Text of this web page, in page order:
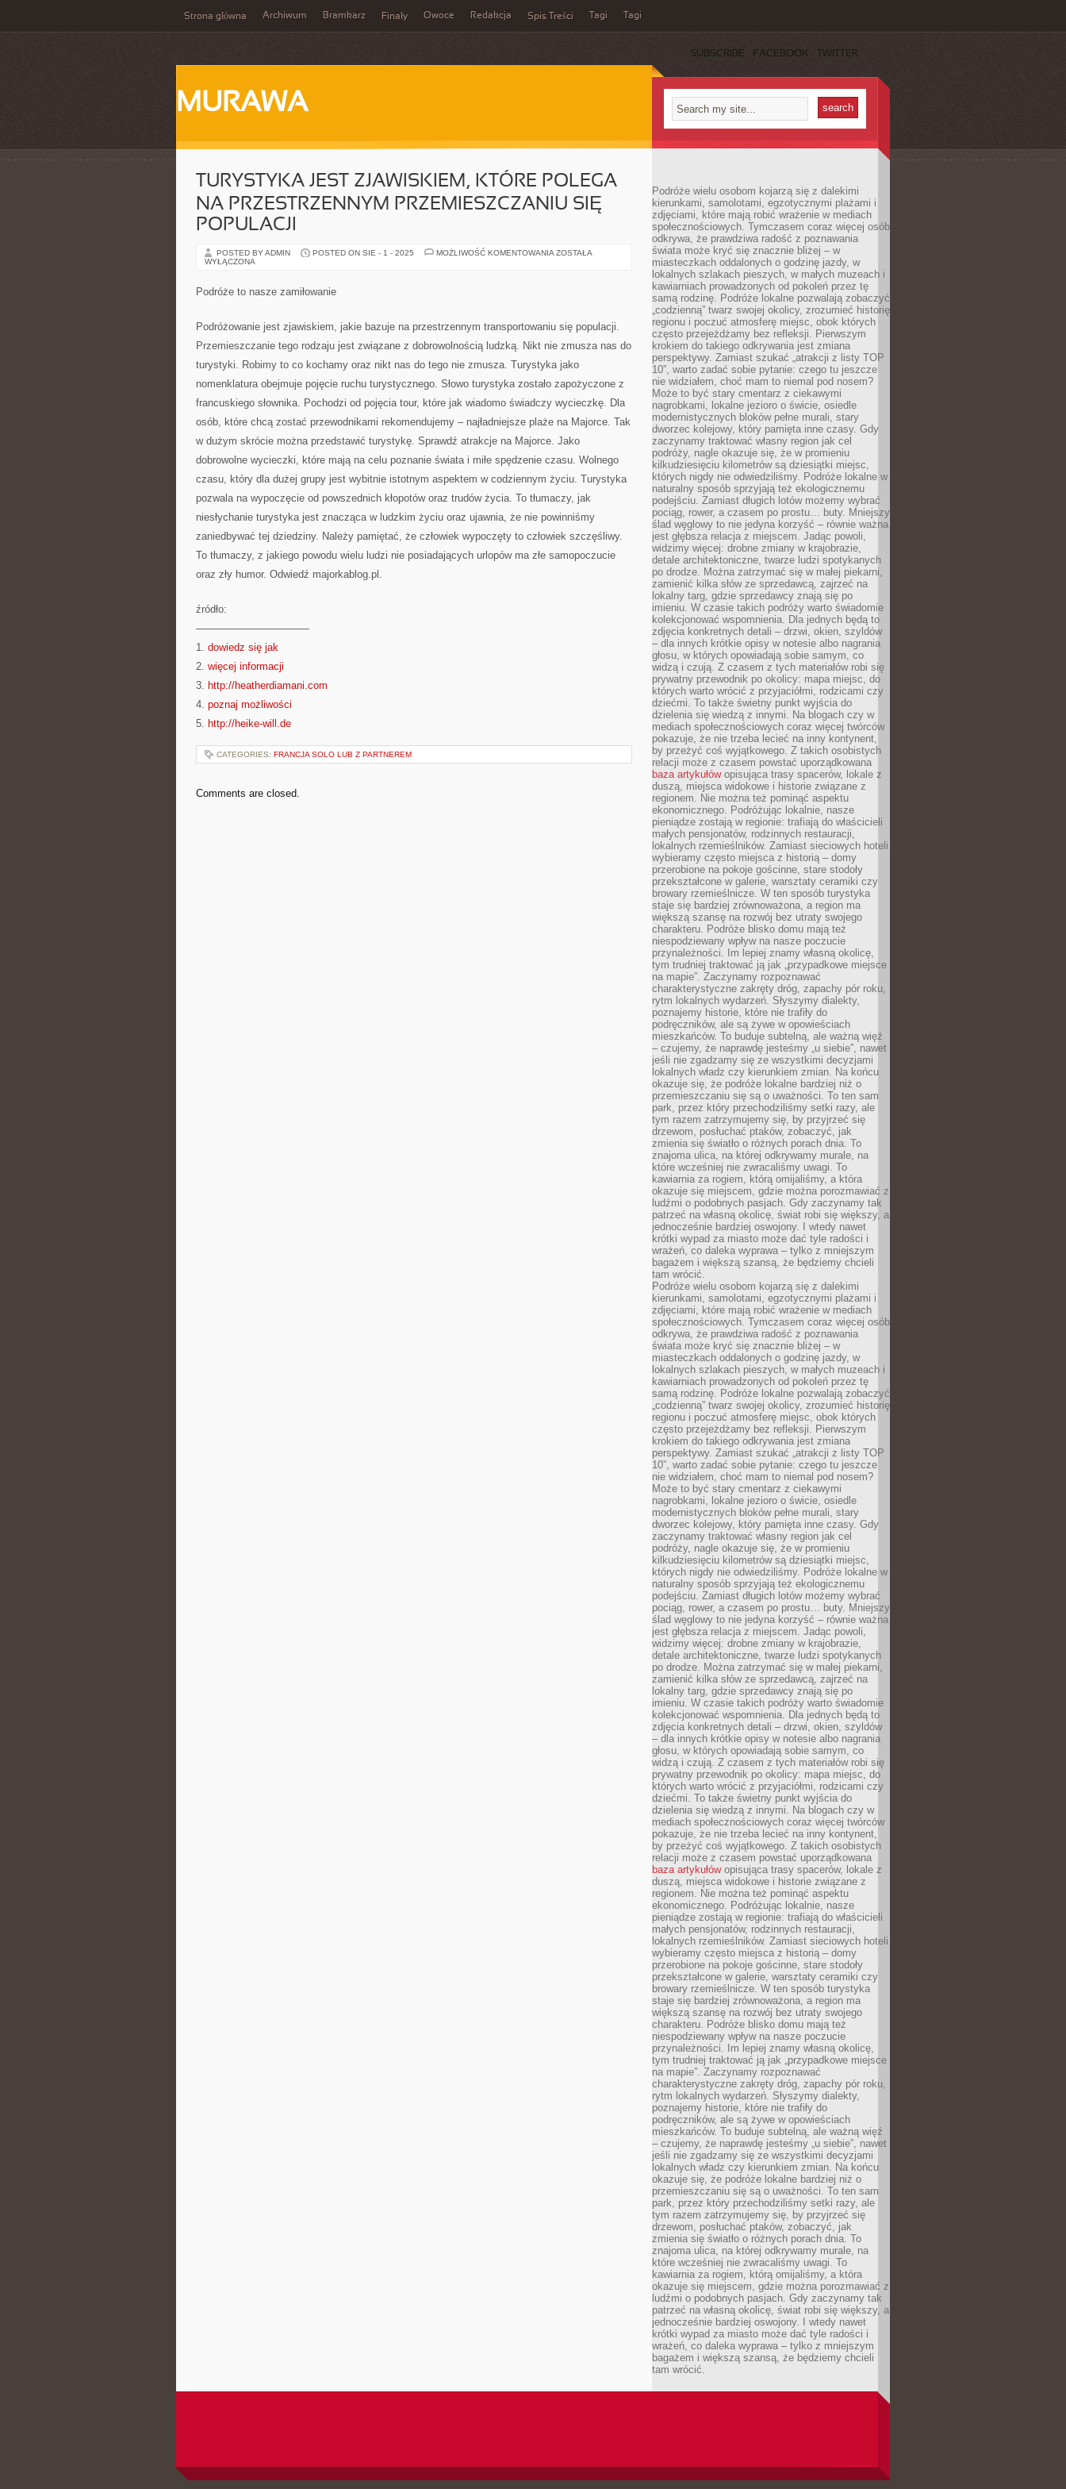
Strona główna Archiwum Bramkarz Finały Owoce Redakcja Spis Treści Tagi Tagi
SUBSCRIBE FACEBOOK TWITTER
MURAWA
TURYSTYKA JEST ZJAWISKIEM, KTÓRE POLEGA
NA PRZESTRZENNYM PRZEMIESZCZANIU SIĘ
POPULACJI
POSTED BY ADMIN POSTED ON SIE - 1 - 2025 MOŻLIWOŚĆ KOMENTOWANIA TURYSTYKA
SIĘ
POPULACJI
ZOSTAŁA
WYŁĄCZONA
Podróże to nasze zamiłowanie
Podróżowanie jest zjawiskiem, jakie bazuje na przestrzennym transportowaniu się populacji.
Przemieszczanie tego rodzaju jest związane z dobrowolnością ludzką. Nikt nie zmusza nas do
turystyki. Robimy to co kochamy oraz nikt nas do tego nie zmusza. Turystyka jako
nomenklatura obejmuje pojęcie ruchu turystycznego. Słowo turystyka zostało zapożyczone z
francuskiego słownika. Pochodzi od pojęcia tour, które jak wiadomo świadczy wycieczkę. Dla
osób, które chcą zostać przewodnikami rekomendujemy – najładniejsze plaże na Majorce. Tak
w dużym skrócie można przedstawić turystykę. Sprawdź atrakcje na Majorce. Jako
dobrowolne wycieczki, które mają na celu poznanie świata i miłe spędzenie czasu. Wolnego
czasu, który dla dużej grupy jest wybitnie istotnym aspektem w codziennym życiu. Turystyka
pozwala na wypoczęcie od powszednich kłopotów oraz trudów życia. To tłumaczy, jak
niesłychanie turystyka jest znacząca w ludzkim życiu oraz ujawnia, że nie powinniśmy
zaniedbywać tej dziedziny. Należy pamiętać, że człowiek wypoczęty to człowiek szczęśliwy.
To tłumaczy, z jakiego powodu wielu ludzi nie posiadających urlopów ma złe samopoczucie
oraz zły humor. Odwiedź majorkablog.pl.
źródło:
———————————
1. dowiedz się jak
2. więcej informacji
3. http://heatherdiamani.com
4. poznaj możliwości
5. http://heike-will.de
CATEGORIES: FRANCJA SOLO LUB Z PARTNEREM
Comments are closed.
Podróże wielu osobom kojarzą się z dalekimi
kierunkami, samolotami, egzotycznymi plażami i
zdjęciami, które mają robić wrażenie w mediach
społecznościowych. Tymczasem coraz więcej osób
odkrywa, że prawdziwa radość z poznawania
świata może kryć się znacznie bliżej – w
miasteczkach oddalonych o godzinę jazdy, w
lokalnych szlakach pieszych, w małych muzeach i
kawiarniach prowadzonych od pokoleń przez tę
samą rodzinę. Podróże lokalne pozwalają zobaczyć
„codzienną” twarz swojej okolicy, zrozumieć historię
regionu i poczuć atmosferę miejsc, obok których
często przejeżdżamy bez refleksji. Pierwszym
krokiem do takiego odkrywania jest zmiana
perspektywy. Zamiast szukać „atrakcji z listy TOP
10”, warto zadać sobie pytanie: czego tu jeszcze
nie widziałem, choć mam to niemal pod nosem?
Może to być stary cmentarz z ciekawymi
nagrobkami, lokalne jezioro o świcie, osiedle
modernistycznych bloków pełne murali, stary
dworzec kolejowy, który pamięta inne czasy. Gdy
zaczynamy traktować własny region jak cel
podróży, nagle okazuje się, że w promieniu
kilkudziesięciu kilometrów są dziesiątki miejsc,
których nigdy nie odwiedziliśmy. Podróże lokalne w
naturalny sposób sprzyjają też ekologicznemu
podejściu. Zamiast długich lotów możemy wybrać
pociąg, rower, a czasem po prostu… buty. Mniejszy
ślad węglowy to nie jedyna korzyść – równie ważna
jest głębsza relacja z miejscem. Jadąc powoli,
widzimy więcej: drobne zmiany w krajobrazie,
detale architektoniczne, twarze ludzi spotykanych
po drodze. Można zatrzymać się w małej piekarni,
zamienić kilka słów ze sprzedawcą, zajrzeć na
lokalny targ, gdzie sprzedawcy znają się po
imieniu. W czasie takich podróży warto świadomie
kolekcjonować wspomnienia. Dla jednych będą to
zdjęcia konkretnych detali – drzwi, okien, szyldów
– dla innych krótkie opisy w notesie albo nagrania
głosu, w których opowiadają sobie samym, co
widzą i czują. Z czasem z tych materiałów robi się
prywatny przewodnik po okolicy: mapa miejsc, do
których warto wrócić z przyjaciółmi, rodzicami czy
dziećmi. To także świetny punkt wyjścia do
dzielenia się wiedzą z innymi. Na blogach czy w
mediach społecznościowych coraz więcej twórców
pokazuje, że nie trzeba lecieć na inny kontynent,
by przeżyć coś wyjątkowego. Z takich osobistych
relacji może z czasem powstać uporządkowana
baza artykułówopisująca trasy spacerów, lokale z
duszą, miejsca widokowe i historie związane z
regionem. Nie można też pominąć aspektu
ekonomicznego. Podróżując lokalnie, nasze
pieniądze zostają w regionie: trafiają do właścicieli
małych pensjonatów, rodzinnych restauracji,
lokalnych rzemieślników. Zamiast sieciowych hoteli
wybieramy często miejsca z historią – domy
przerobione na pokoje gościnne, stare stodoły
przekształcone w galerie, warsztaty ceramiki czy
browary rzemieślnicze. W ten sposób turystyka
staje się bardziej zrównoważona, a region ma
większą szansę na rozwój bez utraty swojego
charakteru. Podróże blisko domu mają też
niespodziewany wpływ na nasze poczucie
przynależności. Im lepiej znamy własną okolicę,
tym trudniej traktować ją jak „przypadkowe miejsce
na mapie”. Zaczynamy rozpoznawać
charakterystyczne zakręty dróg, zapachy pór roku,
rytm lokalnych wydarzeń. Słyszymy dialekty,
poznajemy historie, które nie trafiły do
podręczników, ale są żywe w opowieściach
mieszkańców. To buduje subtelną, ale ważną więź
– czujemy, że naprawdę jesteśmy „u siebie”, nawet
jeśli nie zgadzamy się ze wszystkimi decyzjami
lokalnych władz czy kierunkiem zmian. Na końcu
okazuje się, że podróże lokalne bardziej niż o
przemieszczaniu się są o uważności. To ten sam
park, przez który przechodziliśmy setki razy, ale
tym razem zatrzymujemy się, by przyjrzeć się
drzewom, posłuchać ptaków, zobaczyć, jak
zmienia się światło o różnych porach dnia. To
znajoma ulica, na której odkrywamy murale, na
które wcześniej nie zwracaliśmy uwagi. To
kawiarnia za rogiem, którą omijaliśmy, a która
okazuje się miejscem, gdzie można porozmawiać z
ludźmi o podobnych pasjach. Gdy zaczynamy tak
patrzeć na własną okolicę, świat robi się większy, a
jednocześnie bardziej oswojony. I wtedy nawet
krótki wypad za miasto może dać tyle radości i
wrażeń, co daleka wyprawa – tylko z mniejszym
bagażem i większą szansą, że będziemy chcieli
tam wrócić.
Podróże wielu osobom kojarzą się z dalekimi
kierunkami, samolotami, egzotycznymi plażami i
zdjęciami, które mają robić wrażenie w mediach
społecznościowych. Tymczasem coraz więcej osób
odkrywa, że prawdziwa radość z poznawania
świata może kryć się znacznie bliżej – w
miasteczkach oddalonych o godzinę jazdy, w
lokalnych szlakach pieszych, w małych muzeach i
kawiarniach prowadzonych od pokoleń przez tę
samą rodzinę. Podróże lokalne pozwalają zobaczyć
„codzienną” twarz swojej okolicy, zrozumieć historię
regionu i poczuć atmosferę miejsc, obok których
często przejeżdżamy bez refleksji. Pierwszym
krokiem do takiego odkrywania jest zmiana
perspektywy. Zamiast szukać „atrakcji z listy TOP
10”, warto zadać sobie pytanie: czego tu jeszcze
nie widziałem, choć mam to niemal pod nosem?
Może to być stary cmentarz z ciekawymi
nagrobkami, lokalne jezioro o świcie, osiedle
modernistycznych bloków pełne murali, stary
dworzec kolejowy, który pamięta inne czasy. Gdy
zaczynamy traktować własny region jak cel
podróży, nagle okazuje się, że w promieniu
kilkudziesięciu kilometrów są dziesiątki miejsc,
których nigdy nie odwiedziliśmy. Podróże lokalne w
naturalny sposób sprzyjają też ekologicznemu
podejściu. Zamiast długich lotów możemy wybrać
pociąg, rower, a czasem po prostu… buty. Mniejszy
ślad węglowy to nie jedyna korzyść – równie ważna
jest głębsza relacja z miejscem. Jadąc powoli,
widzimy więcej: drobne zmiany w krajobrazie,
detale architektoniczne, twarze ludzi spotykanych
po drodze. Można zatrzymać się w małej piekarni,
zamienić kilka słów ze sprzedawcą, zajrzeć na
lokalny targ, gdzie sprzedawcy znają się po
imieniu. W czasie takich podróży warto świadomie
kolekcjonować wspomnienia. Dla jednych będą to
zdjęcia konkretnych detali – drzwi, okien, szyldów
– dla innych krótkie opisy w notesie albo nagrania
głosu, w których opowiadają sobie samym, co
widzą i czują. Z czasem z tych materiałów robi się
prywatny przewodnik po okolicy: mapa miejsc, do
których warto wrócić z przyjaciółmi, rodzicami czy
dziećmi. To także świetny punkt wyjścia do
dzielenia się wiedzą z innymi. Na blogach czy w
mediach społecznościowych coraz więcej twórców
pokazuje, że nie trzeba lecieć na inny kontynent,
by przeżyć coś wyjątkowego. Z takich osobistych
relacji może z czasem powstać uporządkowana
baza artykułówopisująca trasy spacerów, lokale z
duszą, miejsca widokowe i historie związane z
regionem. Nie można też pominąć aspektu
ekonomicznego. Podróżując lokalnie, nasze
pieniądze zostają w regionie: trafiają do właścicieli
małych pensjonatów, rodzinnych restauracji,
lokalnych rzemieślników. Zamiast sieciowych hoteli
wybieramy często miejsca z historią – domy
przerobione na pokoje gościnne, stare stodoły
przekształcone w galerie, warsztaty ceramiki czy
browary rzemieślnicze. W ten sposób turystyka
staje się bardziej zrównoważona, a region ma
większą szansę na rozwój bez utraty swojego
charakteru. Podróże blisko domu mają też
niespodziewany wpływ na nasze poczucie
przynależności. Im lepiej znamy własną okolicę,
tym trudniej traktować ją jak „przypadkowe miejsce
na mapie”. Zaczynamy rozpoznawać
charakterystyczne zakręty dróg, zapachy pór roku,
rytm lokalnych wydarzeń. Słyszymy dialekty,
poznajemy historie, które nie trafiły do
podręczników, ale są żywe w opowieściach
mieszkańców. To buduje subtelną, ale ważną więź
– czujemy, że naprawdę jesteśmy „u siebie”, nawet
jeśli nie zgadzamy się ze wszystkimi decyzjami
lokalnych władz czy kierunkiem zmian. Na końcu
okazuje się, że podróże lokalne bardziej niż o
przemieszczaniu się są o uważności. To ten sam
park, przez który przechodziliśmy setki razy, ale
tym razem zatrzymujemy się, by przyjrzeć się
drzewom, posłuchać ptaków, zobaczyć, jak
zmienia się światło o różnych porach dnia. To
znajoma ulica, na której odkrywamy murale, na
które wcześniej nie zwracaliśmy uwagi. To
kawiarnia za rogiem, którą omijaliśmy, a która
okazuje się miejscem, gdzie można porozmawiać z
ludźmi o podobnych pasjach. Gdy zaczynamy tak
patrzeć na własną okolicę, świat robi się większy, a
jednocześnie bardziej oswojony. I wtedy nawet
krótki wypad za miasto może dać tyle radości i
wrażeń, co daleka wyprawa – tylko z mniejszym
bagażem i większą szansą, że będziemy chcieli
tam wrócić.